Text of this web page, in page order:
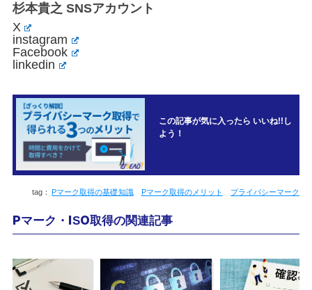
杉本貴之 SNSアカウント
X
instagram
Facebook
linkedin
この記事が気に入ったら いいね!!し
よう！
Pマーク取得の基礎知識 Pマーク取得のメリット プライバシーマーク
Pマーク・ISO取得の関連記事